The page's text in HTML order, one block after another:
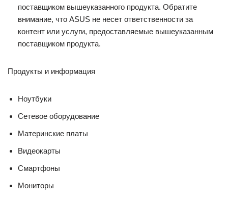
поставщиком вышеуказанного продукта. Обратите
внимание, что ASUS не несет ответственности за
контент или услуги, предоставляемые вышеуказанным
поставщиком продукта.
Продукты и информация
Ноутбуки
Сетевое оборудование
Материнские платы
Видеокарты
Смартфоны
Мониторы